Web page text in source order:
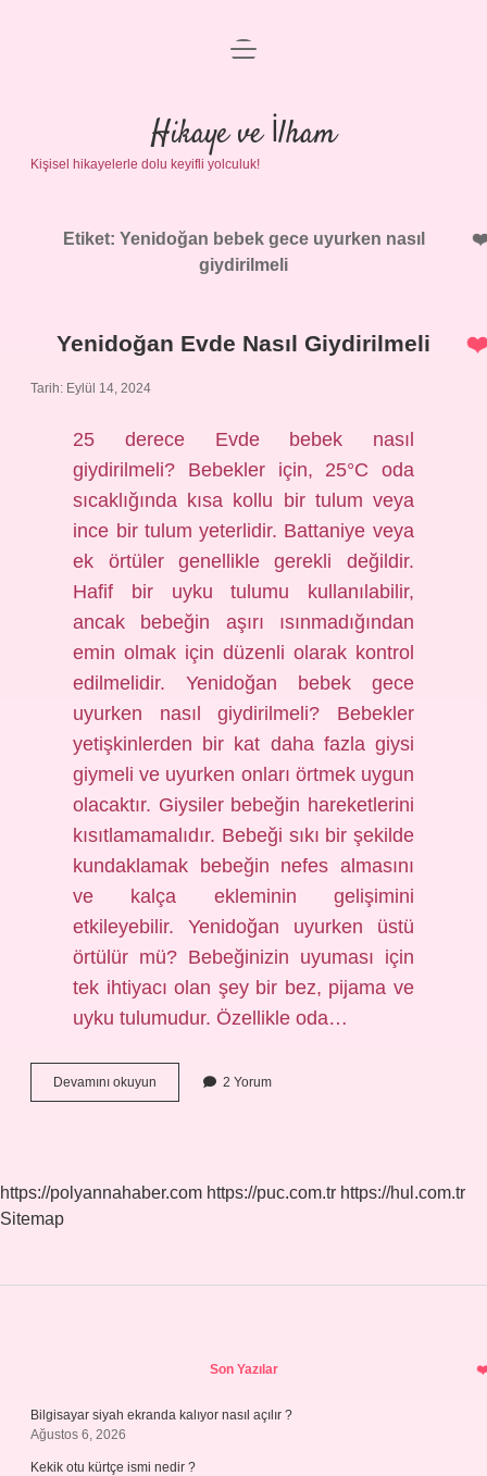
Anasayfa
Gizlilik Politikası
Yasal Uyarı
menüyü
Hikaye ve İlham
Kişisel hikayelerle dolu keyifli yolculuk!
Etiket: Yenidoğan bebek gece uyurken nasıl
giydirilmeli
Yenidoğan Evde Nasıl Giydirilmeli
Tarih: Eylül 14, 2024
25 derece Evde bebek nasıl
giydirilmeli? Bebekler için, 25°C oda
sıcaklığında kısa kollu bir tulum veya
ince bir tulum yeterlidir. Battaniye veya
ek örtüler genellikle gerekli değildir.
Hafif bir uyku tulumu kullanılabilir,
ancak bebeğin aşırı ısınmadığından
emin olmak için düzenli olarak kontrol
edilmelidir. Yenidoğan bebek gece
uyurken nasıl giydirilmeli? Bebekler
yetişkinlerden bir kat daha fazla giysi
giymeli ve uyurken onları örtmek uygun
olacaktır. Giysiler bebeğin hareketlerini
kısıtlamamalıdır. Bebeği sıkı bir şekilde
kundaklamak bebeğin nefes almasını
ve kalça ekleminin gelişimini
etkileyebilir. Yenidoğan uyurken üstü
örtülür mü? Bebeğinizin uyuması için
tek ihtiyacı olan şey bir bez, pijama ve
uyku tulumudur. Özellikle oda…
Devamını okuyun Yenidoğan
Evde
2 Yorum
https://polyannahaber.com https://puc.com.tr https://hul.com.tr
Sitemap
Son Yazılar
Bilgisayar siyah ekranda kalıyor nasıl açılır ?
Ağustos 6, 2026
Kekik otu kürtçe ismi nedir ?